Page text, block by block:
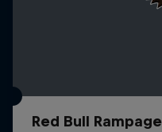
Red Bull Rampage